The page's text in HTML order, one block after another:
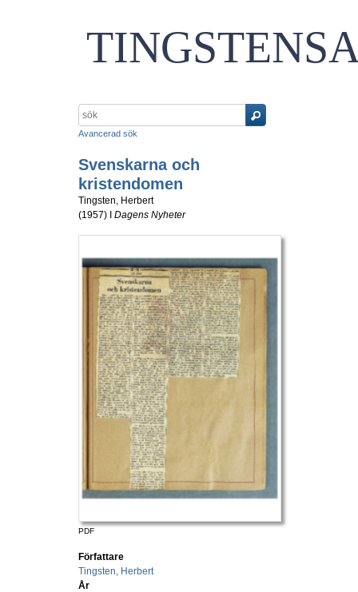
Avancerad sök
Svenskarna och
kristendomen
Tingsten, Herbert
(1957) I Dagens Nyheter
PDF
Författare
Tingsten, Herbert
År